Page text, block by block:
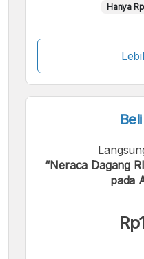
Hanya
“Neraca Dagang
pada
Kami